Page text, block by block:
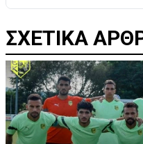
ΣΧΕΤΙΚΑ